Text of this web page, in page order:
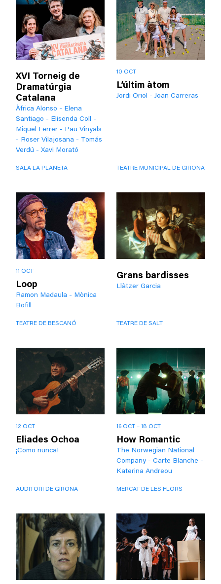
XVI Torneig de
Dramatúrgia
Catalana
Àfrica Alonso - Elena
Santiago - Elisenda Coll -
Miquel Ferrer - Pau Vinyals
- Roser Vilajosana - Tomás
Verdú - Xavi Morató
SALA LA PLANETA
10 OCT
L’últim àtom
Jordi Oriol - Joan Carreras
TEATRE MUNICIPAL DE GIRONA
11 OCT
Loop
Ramon Madaula - Mònica
Bofill
TEATRE DE BESCANÓ
Grans bardisses
Llàtzer Garcia
TEATRE DE SALT
12 OCT
Eliades Ochoa
¡Como nunca!
AUDITORI DE GIRONA
16 OCT – 18 OCT
How Romantic
The Norwegian National
Company - Carte Blanche -
Katerina Andreou
MERCAT DE LES FLORS